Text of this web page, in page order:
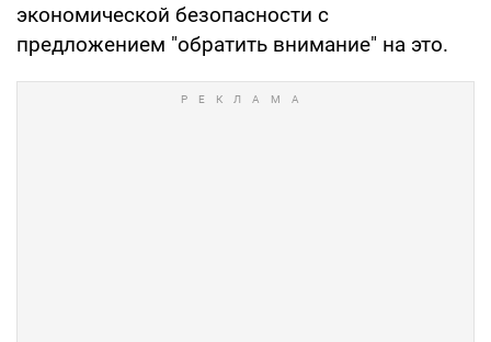
экономической безопасности с
предложением "обратить внимание" на это.